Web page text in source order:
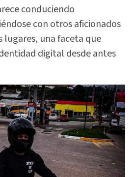
conduciendo
con otros aficionados
una faceta que
digital desde antes